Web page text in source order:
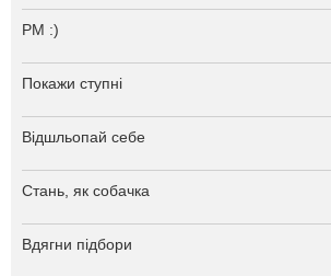
PM :)
Покажи ступні
Відшльопай себе
Стань, як собачка
Вдягни підбори